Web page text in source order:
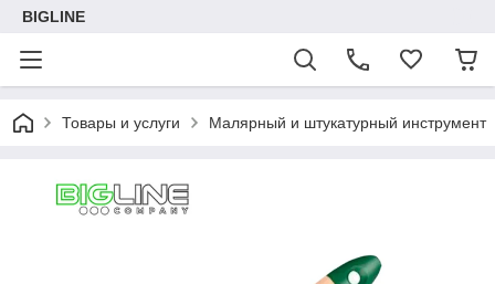
BIGLINE
Товары и услуги Малярный и штукатурный инструмент